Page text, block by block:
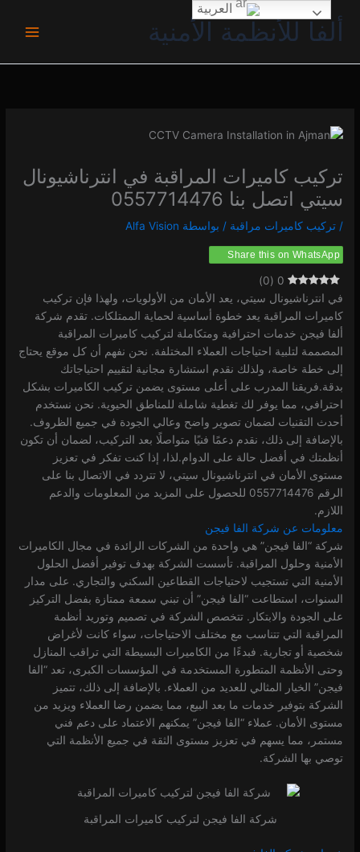
المحتوىألفا للأنظمة الأمنية
تركيب كاميرات المراقبة في انترناشيونال
سيتي اتصل بنا 0557714476
/تركيب كاميرات مراقبة / بواسطة Alfa Vision
Share this on WhatsApp
0
(
0
)
في انترناشيونال سيتي، يعد الأمان من الأولويات، ولهذا فإن تركيب
كاميرات المراقبة يعد خطوة أساسية لحماية الممتلكات. تقدم شركة
ألفا فيجن خدمات احترافية ومتكاملة لتركيب كاميرات المراقبة
المصممة لتلبية احتياجات العملاء المختلفة. نحن نفهم أن كل موقع يحتاج
إلى خطة خاصة، ولذلك نقدم استشارة مجانية لتقييم احتياجاتك
بدقة.فريقنا المدرب على أعلى مستوى يضمن تركيب الكاميرات بشكل
احترافي، مما يوفر لك تغطية شاملة للمناطق الحيوية. نحن نستخدم
أحدث التقنيات لضمان تصوير واضح وعالي الجودة في جميع الظروف.
بالإضافة إلى ذلك، نقدم دعمًا فنيًا متواصلًا بعد التركيب، لضمان أن تكون
أنظمتك في أفضل حالة على الدوام.لذا، إذا كنت تفكر في تعزيز
مستوى الأمان في انترناشيونال سيتي، لا تتردد في الاتصال بنا على
الرقم 0557714476 للحصول على المزيد من المعلومات والدعم
اللازم.
معلومات عن شركة الفا فيجن
شركة “الفا فيجن” هي واحدة من الشركات الرائدة في مجال الكاميرات
الأمنية وحلول المراقبة. تأسست الشركة بهدف توفير أفضل الحلول
الأمنية التي تستجيب لاحتياجات القطاعين السكني والتجاري. على مدار
السنوات، استطاعت “الفا فيجن” أن تبني سمعة ممتازة بفضل التركيز
على الجودة والابتكار. تتخصص الشركة في تصميم وتوريد أنظمة
المراقبة التي تتناسب مع مختلف الاحتياجات، سواء كانت لأغراض
شخصية أو تجارية. فبدءًا من الكاميرات البسيطة التي تراقب المنازل
وحتى الأنظمة المتطورة المستخدمة في المؤسسات الكبرى، تعد “الفا
فيجن” الخيار المثالي للعديد من العملاء. بالإضافة إلى ذلك، تتميز
الشركة بتوفير خدمات ما بعد البيع، مما يضمن رضا العملاء ويزيد من
مستوى الأمان. عملاء “الفا فيجن” يمكنهم الاعتماد على دعم فني
مستمر، مما يسهم في تعزيز مستوى الثقة في جميع الأنظمة التي
توصي بها الشركة.
شركة الفا فيجن لتركيب كاميرات المراقبة
العربية